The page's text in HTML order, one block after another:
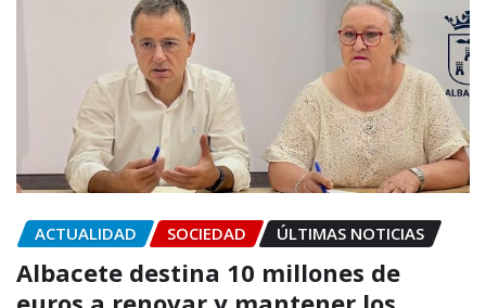
ACTUALIDAD SOCIEDAD ÚLTIMAS NOTICIAS
Albacete destina 10 millones de